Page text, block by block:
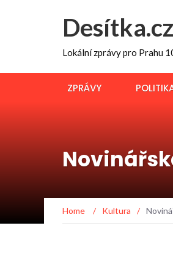
Desítka.cz
Lokální zprávy pro Prahu
ZPRÁVY
Home / Kultura /